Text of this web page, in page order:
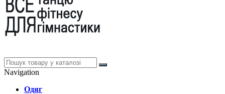
Navigation
Одяг